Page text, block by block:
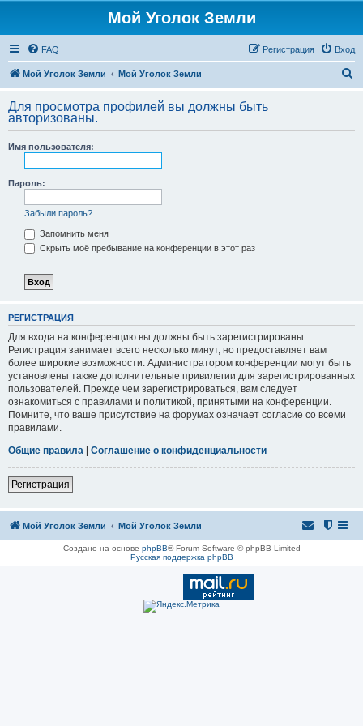
Мой Уголок Земли
FAQ Вход
Регистрация
Мой Уголок Земли Мой Уголок Земли
с
Для просмотра профилей вы должны быть
авторизованы.
Имя пользователя:
Пароль:
Забыли пароль?
Запомнить меня
Скрыть моё пребывание на конференции в этот раз
РЕГИСТРАЦИЯ
Для входа на конференцию вы должны быть зарегистрированы.
Регистрация занимает всего несколько минут, но предоставляет вам
более широкие возможности. Администратором конференции могут быть
установлены также дополнительные привилегии для зарегистрированных
пользователей. Прежде чем зарегистрироваться, вам следует
ознакомиться с правилами и политикой, принятыми на конференции.
Помните, что ваше присутствие на форумах означает согласие со всеми
правилами.
Общие правила | Соглашение о конфиденциальности
Регистрация
Мой Уголок Земли Мой Уголок Земли
Создано на основе phpBB® Forum Software © phpBB Limited
Русская поддержка phpBB